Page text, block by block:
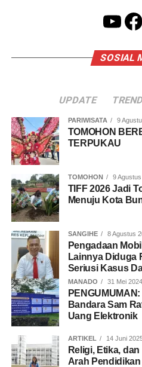
SOSIAL
UPDATE
PARIWISATA 9
TOMOHON
TERPUKAU
TOMOHON 9
TIFF 2026 Jadi
Menuju Kota
SANGIHE 8 Agustus
Pengadaan
Lainnya Diduga
Seriusi Kasus
MANADO 31 Mei 2024
Bandara Sam
Uang Elektronik
ARTIKEL 14 Juni
Religi, Etika,
Arah